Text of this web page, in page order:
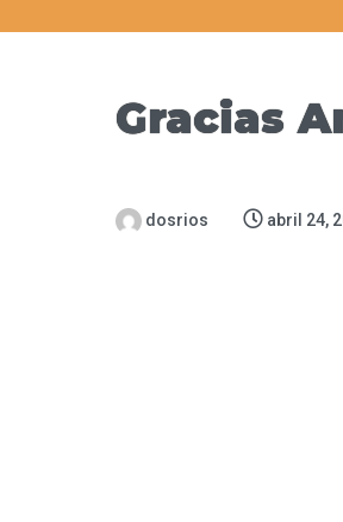
Gracias
dosrios abril 24,